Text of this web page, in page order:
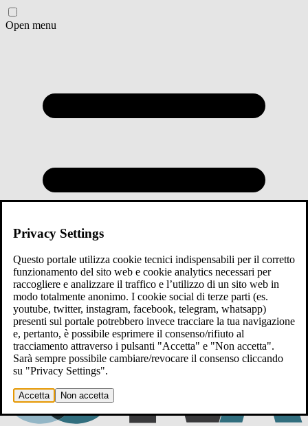
Open menu
Privacy Settings
Questo portale utilizza cookie tecnici indispensabili per il corretto
funzionamento del sito web e cookie analytics necessari per
raccogliere e analizzare il traffico e l’utilizzo di un sito web in
modo totalmente anonimo. I cookie social di terze parti (es.
youtube, twitter, instagram, facebook, telegram, whatsapp)
presenti sul portale potrebbero invece tracciare la tua navigazione
e, pertanto, è possibile esprimere il consenso/rifiuto al
tracciamento attraverso i pulsanti "Accetta" e "Non accetta".
Sarà sempre possibile cambiare/revocare il consenso cliccando
su "Privacy Settings".
Accetta Non accetta